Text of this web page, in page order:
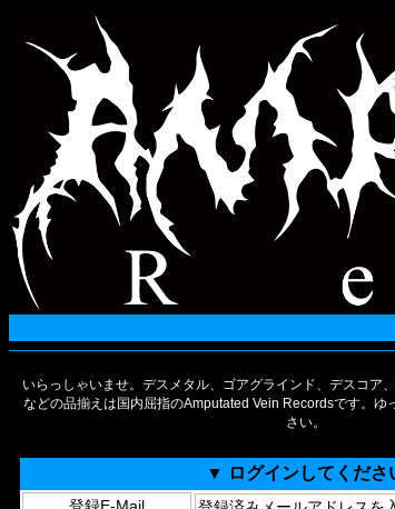
いらっしゃいませ。デスメタル、ゴアグラインド、デスコア
などの品揃えは国内屈指のAmputated Vein Recordsです。ゆ
さい。
▼ ログインしてくださ